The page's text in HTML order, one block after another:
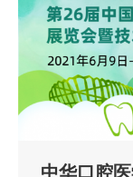
中华口腔